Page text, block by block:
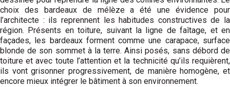
choix des bardeaux de mélèze a été une évidence pour
l’architecte : ils reprennent les habitudes constructives de la
région. Présents en toiture, suivant la ligne de faîtage, et en
façades, les bardeaux forment comme une carapace, surface
blonde de son sommet à la terre. Ainsi posés, sans débord de
toiture et avec toute l’attention et la technicité qu’ils requièrent,
ils vont grisonner progressivement, de manière homogène, et
encore mieux intégrer le bâtiment à son environnement.